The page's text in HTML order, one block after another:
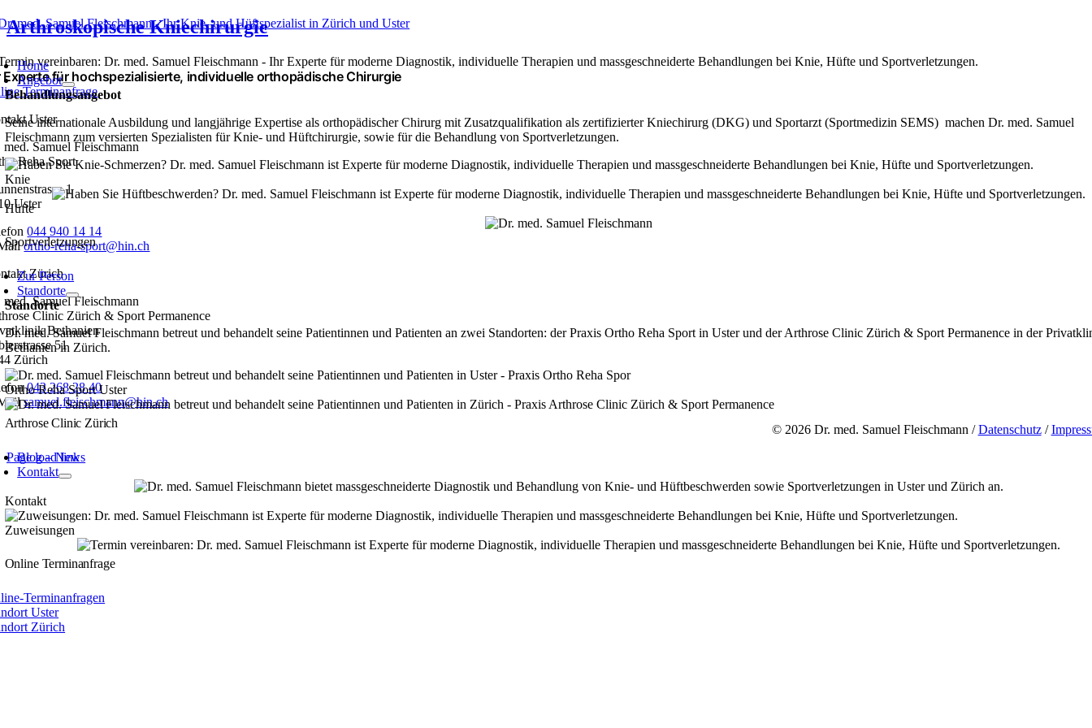
Zum
Inhalt
Home
Angebot
Behandlungsangebot
Seine internationale Ausbildung und langjährige Expertise als orthopädischer Chirurg mit Zusatz­qualifikation als zertifizierter Knie­chirurg (DKG) und Sportarzt (Sport­medizin SEMS) machen Dr. med. Samuel
Fleischmann zum versierten Spezialisten für Knie- und Hüft­chirurgie, sowie für die Behandlung von Sport­verletzungen.
Knie
Hüfte
Sportverletzungen
Zur Person
Standorte
Standorte
Dr. med. Samuel Fleischmann betreut und behandelt seine Patientinnen und Patienten an zwei Standorten: der Praxis Ortho Reha Sport in Uster und der Arthrose Clinic Zürich & Sport Permanence in der
Bethanien in Zürich.
Ortho Reha Sport Uster
Arthrose Clinic Zürich
Blog – News
Kontakt
Kontakt
Zuweisungen
Online Terminanfrage
Terminanfragen
Uster
Zürich
Arthroskopische Kniechirurgie
Experte für hochspezialisierte, individuelle orthopädische Chirurgie
Terminanfrage
Uster
med. Samuel Fleischmann
Reha Sport
1
Uster
044 940 14 14
ortho-reha-sport@hin.ch
Zürich
med. Samuel Fleischmann
Clinic Zürich & Sport Permanence
Bethanien
51
Zürich
043 268 28 40
samuel.fleischmann@hin.ch
© 2026 Dr. med. Samuel Fleischmann /Datenschutz/
Page load link
Nach